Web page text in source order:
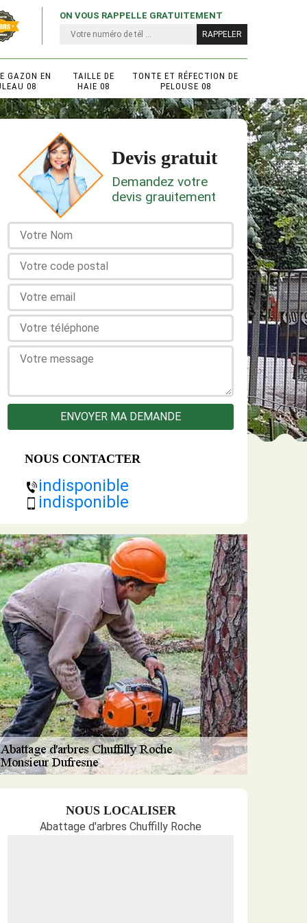
ON VOUS RAPPELLE GRATUITEMENT
GAZON EN
08
TAILLE DE
HAIE 08
TONTE ET RÉFECTION DE
PELOUSE 08
Devis gratuit
Demandez votre
devis grauitement
NOUS CONTACTER
indisponible
indisponible
NOUS LOCALISER
Abattage d'arbres Chuffilly Roche